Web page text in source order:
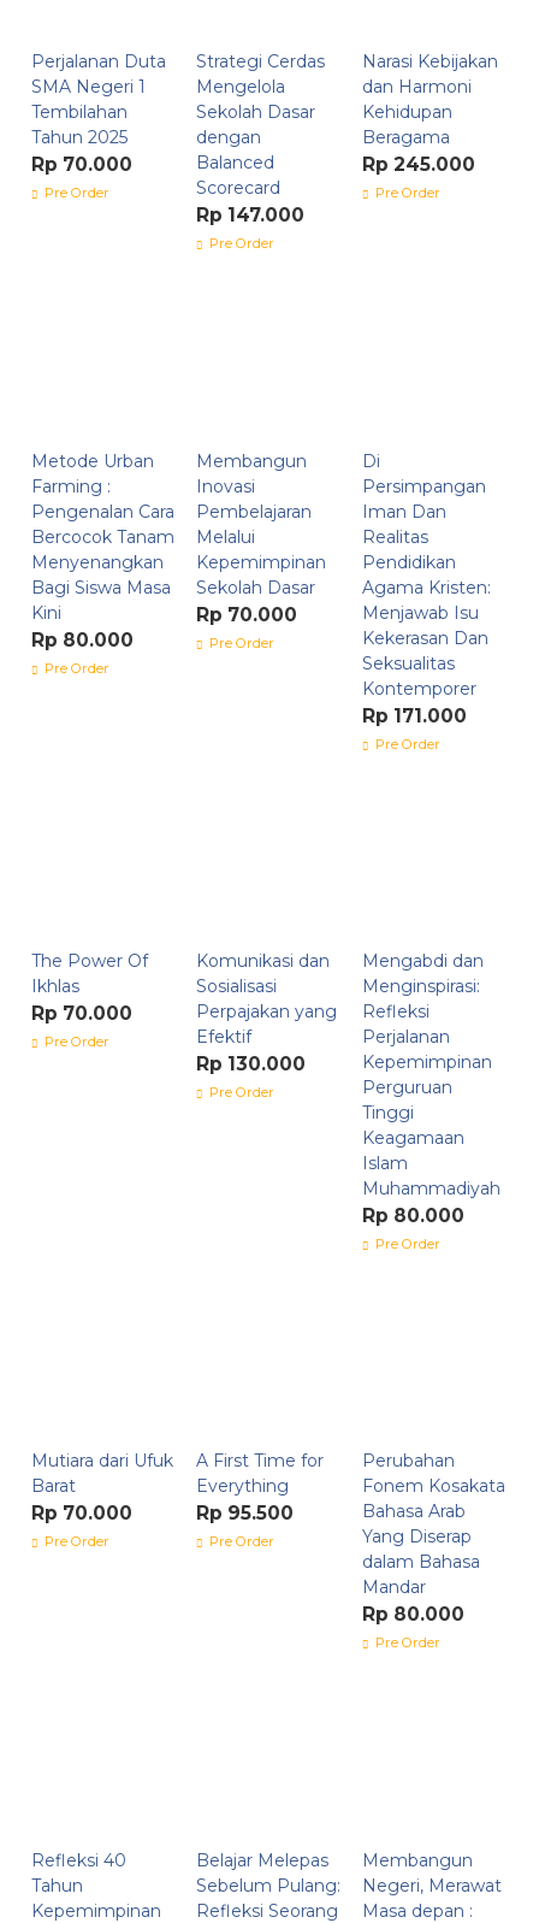
Perjalanan Duta
SMA Negeri 1
Tembilahan
Tahun 2025
Rp 70.000
Pre Order
Strategi Cerdas
Mengelola
Sekolah Dasar
dengan
Balanced
Scorecard
Rp 147.000
Pre Order
Narasi Kebijakan
dan Harmoni
Kehidupan
Beragama
Rp 245.000
Pre Order
Metode Urban
Farming :
Pengenalan Cara
Bercocok Tanam
Menyenangkan
Bagi Siswa Masa
Kini
Rp 80.000
Pre Order
Membangun
Inovasi
Pembelajaran
Melalui
Kepemimpinan
Sekolah Dasar
Rp 70.000
Pre Order
Di
Persimpangan
Iman Dan
Realitas
Pendidikan
Agama Kristen:
Menjawab Isu
Kekerasan Dan
Seksualitas
Kontemporer
Rp 171.000
Pre Order
The Power Of
Ikhlas
Rp 70.000
Pre Order
Komunikasi dan
Sosialisasi
Perpajakan yang
Efektif
Rp 130.000
Pre Order
Mengabdi dan
Menginspirasi:
Refleksi
Perjalanan
Kepemimpinan
Perguruan
Tinggi
Keagamaan
Islam
Muhammadiyah
Rp 80.000
Pre Order
Mutiara dari Ufuk
Barat
Rp 70.000
Pre Order
A First Time for
Everything
Rp 95.500
Pre Order
Perubahan
Fonem Kosakata
Bahasa Arab
Yang Diserap
dalam Bahasa
Mandar
Rp 80.000
Pre Order
Refleksi 40
Tahun
Kepemimpinan
Belajar Melepas
Sebelum Pulang:
Refleksi Seorang
Membangun
Negeri, Merawat
Masa depan :